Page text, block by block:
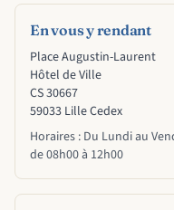
En vous y rendant
Place Augustin-Laurent
Hôtel de Ville
CS 30667
Horaires : Du Lundi au
de 08h00 à 12h00